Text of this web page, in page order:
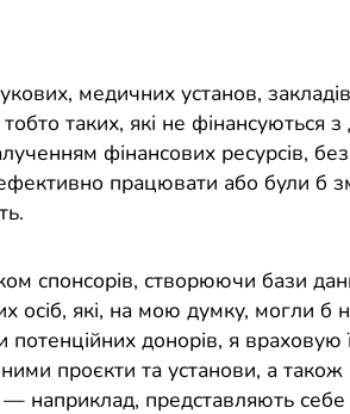
медичних установ,
таких, які не фінансуються
фінансових ресурсів, без
ефективно працювати або були б
спонсорів, створюючи бази
осіб, які, на мою думку, могли б
донорів, я враховую
ними проєкти та установи, а
— наприклад, представляють себе